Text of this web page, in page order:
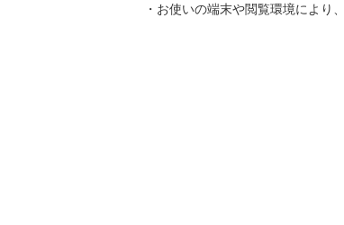
・お使いの端末や閲覧環境により